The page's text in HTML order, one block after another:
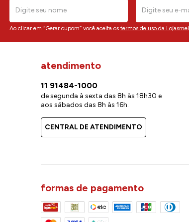
Ao clicar em “Gerar cupom” você aceita os termos de uso da Lojasmel
atendimento
11 91484-1000
de segunda à sexta das 8h às 18h30 e
aos sábados das 8h às 16h.
CENTRAL DE ATENDIMENTO
formas de pagamento